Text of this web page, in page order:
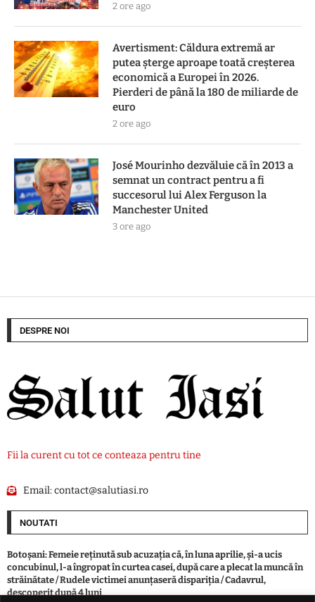
2 ore ago
Avertisment: Căldura extremă ar
putea șterge aproape toată creșterea
economică a Europei în 2026.
Pierderi de până la 180 de miliarde de
euro
2 ore ago
José Mourinho dezvăluie că în 2013 a
semnat un contract pentru a fi
succesorul lui Alex Ferguson la
Manchester United
3 ore ago
DESPRE NOI
Fii la curent cu tot ce conteaza pentru tine
Email:contact@salutiasi.ro
NOUTATI
Botoşani: Femeie reţinută sub acuzaţia că, în luna aprilie, şi-a ucis
concubinul, l-a îngropat în curtea casei, după care a plecat la muncă în
străinătate / Rudele victimei anunţaseră dispariţia / Cadavrul,
descoperit după 4 luni